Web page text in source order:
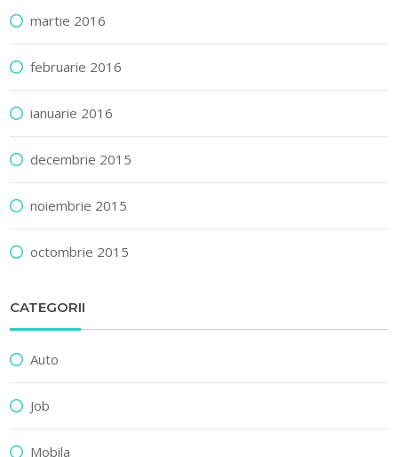
martie 2016
februarie 2016
ianuarie 2016
decembrie 2015
noiembrie 2015
octombrie 2015
CATEGORII
Auto
Job
Mobila